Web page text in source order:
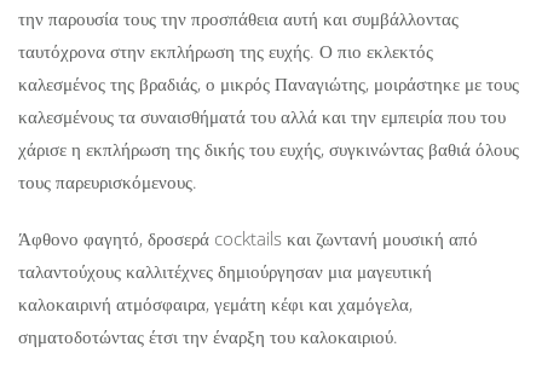
την παρουσία τους την προσπάθεια αυτή και συμβάλλοντας
ταυτόχρονα στην εκπλήρωση της ευχής. Ο πιο εκλεκτός
καλεσμένος της βραδιάς, ο μικρός Παναγιώτης, μοιράστηκε με τους
καλεσμένους τα συναισθήματά του αλλά και την εμπειρία που του
χάρισε η εκπλήρωση της δικής του ευχής, συγκινώντας βαθιά όλους
τους παρευρισκόμενους.
Άφθονο φαγητό, δροσερά cocktails και ζωντανή μουσική από
ταλαντούχους καλλιτέχνες δημιούργησαν μια μαγευτική
καλοκαιρινή ατμόσφαιρα, γεμάτη κέφι και χαμόγελα,
σηματοδοτώντας έτσι την έναρξη του καλοκαιριού.